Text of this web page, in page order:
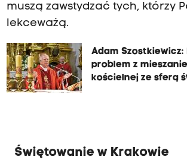
muszą zawstydzać tych, którzy
lekceważą.
Adam Szostkiewicz:
problem z
kościelnej ze sferą
Świętowanie w Krakowie